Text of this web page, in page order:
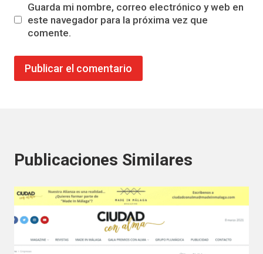
Guarda mi nombre, correo electrónico y web en
este navegador para la próxima vez que
comente.
Publicaciones Similares